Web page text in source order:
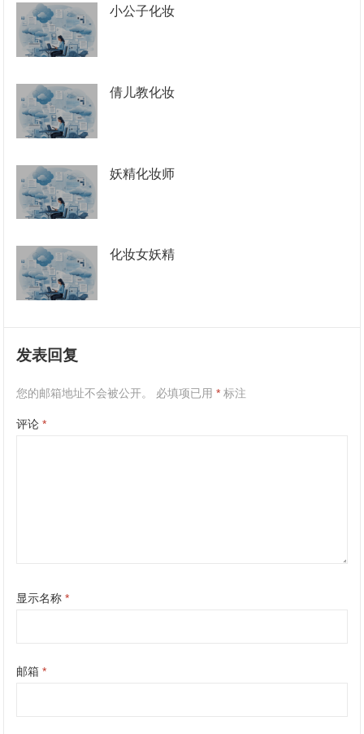
小公子化妆
倩儿教化妆
妖精化妆师
化妆女妖精
发表回复
您的邮箱地址不会被公开。 必填项已用* 标注
评论*
显示名称*
邮箱*